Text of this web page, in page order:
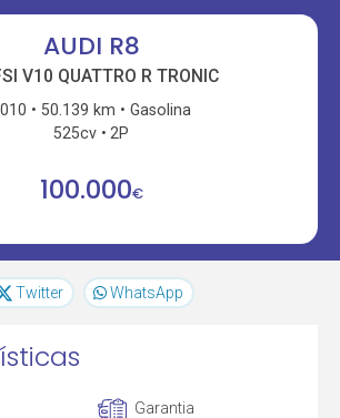
AUDI R8
V10 QUATTRO R TRONIC
50.139 km
Gasolina
525cv
2P
100.000€
Twitter WhatsApp
Garantia